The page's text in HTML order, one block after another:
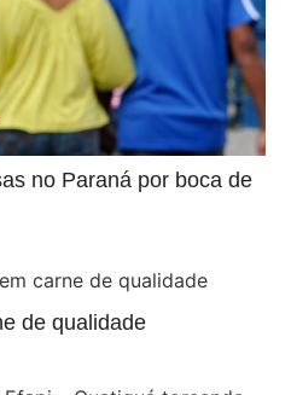
no Paraná por boca de
de qualidade